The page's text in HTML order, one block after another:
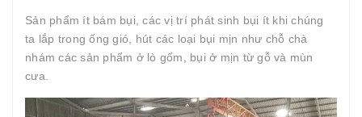
Sản phẩm ít bám bụi, các vị trí phát sinh bụi ít khi chúng
ta lắp trong ống gió, hút các loại bụi mịn như chỗ chà
nhám các sản phẩm ở lò gốm, bụi ở mịn từ gỗ và mùn
cưa.